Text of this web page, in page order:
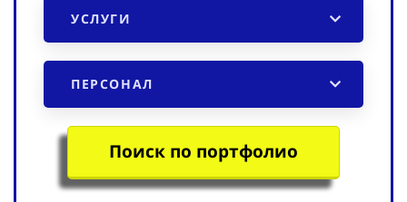
УСЛУГИ
ПЕРСОНАЛ
Поиск по портфолио